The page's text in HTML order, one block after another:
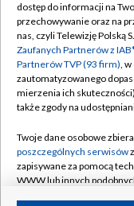
Abonament TVP
Emisja w TVP
Centrum
Naziemna
Rada Programowa
System NOS
Informacje o
dostęp do informacji na
przechowywanie oraz na
nas, czyli Telewizję Polską
Zaufanych Partnerów z
Partnerów TVP (93 firm),
zautomatyzowanego
mierzenia ich
także zgody na
Twoje dane osobowe
poszczególnych serwisów
zapisywane za pomocą
WWW lub innych